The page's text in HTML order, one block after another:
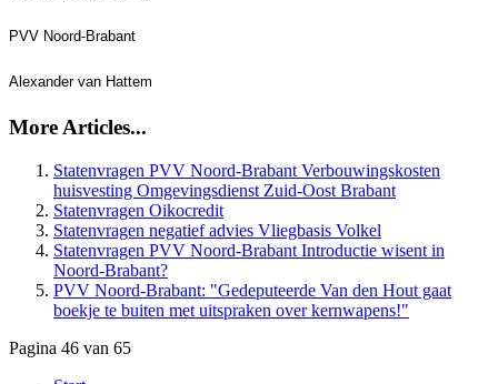
PVV Noord-Brabant
Alexander van Hattem
More Articles...
Statenvragen PVV Noord-Brabant Verbouwingskosten
Statenvragen Oikocredit
Statenvragen negatief advies Vliegbasis Volkel
Statenvragen PVV Noord-Brabant Introductie wisent in
PVV Noord-Brabant: "Gedeputeerde Van den Hout gaat
boekje te buiten met uitspraken over kernwapens!"
Pagina 46 van 65